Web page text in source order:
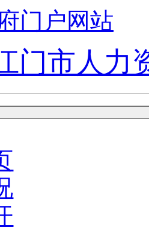
门户网站
门市人力